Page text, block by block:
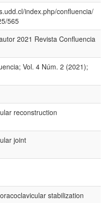
index.php/confluencia/
565
2021 Revista Confluencia
Vol. 4 Núm. 2 (2021);
reconstruction
joint
stabilization